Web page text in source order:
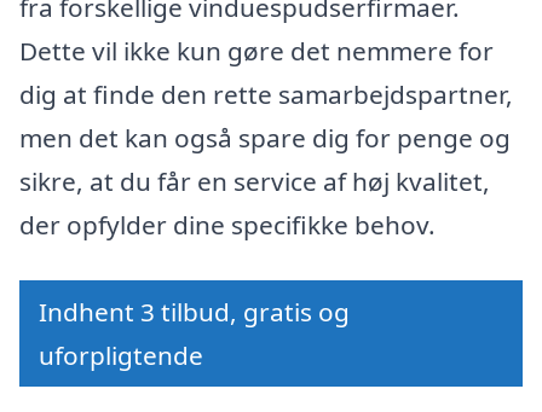
fra forskellige vinduespudserfirmaer.
Dette vil ikke kun gøre det nemmere for
dig at finde den rette samarbejdspartner,
men det kan også spare dig for penge og
sikre, at du får en service af høj kvalitet,
der opfylder dine specifikke behov.
Indhent 3 tilbud, gratis og
uforpligtende